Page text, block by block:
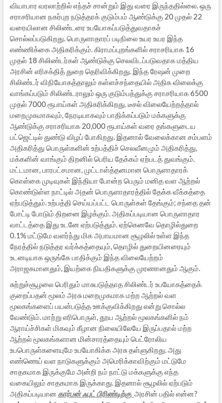
வியாபார வரலாற்றில் எந்தச் சான்றும் இது வரை இருந்ததில்லை. ஒரு
சராசரியான நகர்புற நடுத்தரக் குடும்பம் ஆண்டுக்கு 20 முதல் 22
வரையிலான சிலிண்டரை உபயோகப்படுத்துவதாகச்
சொல்லப்படுகிறது. பொருளாதாரப் படிநிலை உயர உயர இந்த
எண்ணிக்கை அதிகரிக்கும். கிராமப்புறங்களில் சராசரியாக 16
முதல் 18 சிலிண்டர்கள் ஆண்டுக்கு செலவிடப்படுவதாக மத்திய
அரசின் எரிசக்தித் துறை தெரிவிக்கிறது. இந்த ரேஷன் முறை
சிலிண்டர் விநியோகத்தாலும் கள்ளச்சந்தையில் அதிக விலைக்கு
வாங்கப்படும் சிலிண்டராலும் ஒரு குடும்பத்துக்கு சராசரியாக 6500
முதல் 7000 ரூபாய்கள் அதிகரிக்கிறது. டீசல் விலையேற்றத்தால்
மறைமுகமாகவும், நேரடியாகவும் பாதிக்கப்படும் மக்களுக்கு
ஆண்டுக்கு சராசரியாக 20,000 ரூபாய்கள் வரை தங்களுடைய
பட்ஜெட்டில் துண்டு விழப் போகிறது. இதனால் வேலைக்கான சம்பளம்
அதிகரித்து பொருள்களின் உற்பத்திச் செலவீனமும் அதிகரித்து,
மக்களின் வாங்கும் திறனில் பெரிய தேக்கம் ஏற்படத் துவங்கும்.
மட்டமான, பாரபட்சமான, முட்டாள்த்தனமான பொருளாதாரக்
கொள்கை முடிவுகள் இந்தியா போன்ற பெரும் மனித வள ஆற்றல்
கொண்டுள்ள நாட்டில் அதன் பொருளாதாரத்தில் தேக்க வீக்கத்தை
ஏற்படுத்தும். உற்பத்தி செய்யப்பட்ட பொருள்கள் தேங்கும்; சந்தை தன்
போட்டி போடும் திறனை இழக்கும். அதிகப்படியான பொருளாதார
வாட்டத்தை இது உடனே ஏற்படுத்தும். ஏற்கெனவே தொழில்துறை
0.1% மட்டுமே வளர்ந்து மிக அபாயமான சூழலில் உள்ள இந்த
நேரத்தில் நடுத்தர வர்க்கத்தையும், தொழில் துறையினரையும்
உடனடியாக ஒருங்கே பாதிக்கும் இந்த விலையேற்றம்
அராஜகமானதும், இயற்கை நியதிகளுக்கு முரணானதும் ஆகும்.
சுற்றுச்சூழலை பெரிதும் மாசுபடுத்தாத சிலிண்டர் உபயோகத்தைக்
குறைப்பதன் மூலம் அரசு மறைமுகமாக மற்ற ஆற்றல் வள
மூலகங்களைப் பயன்படுத்த ஊக்குவிக்கிறது என்று சொல்ல
வேண்டும். மாற்று எரிபொருள், தூய ஆற்றல் மூலகங்களில் நம்
ஆராய்ச்சிகள் மிகவும் கீழான நிலையிலேயே இருப்பதால் மற்ற
ஆற்றல் மூலகங்களான மின்சாரத்தையும் பெட்ரோலிய
உபபொருள்களையுமே உபயோகிக்க அரசு தள்ளுகிறது. அது
எண்ணெய் வள நாடுகளுக்கும் அமெரிக்காவிற்கும் மட்டுமே
சாதகமாக இருக்குமே அன்றி நம் நாட்டு மக்களுக்கு எந்த
வகையிலும் சாதகமாக இருக்காது. இதனால் சூழலில் ஏற்படும்
அதிகப்படியான கார்பன் ஃபுட் பிரிண்டிற்கு அரசின் பதில் என்ன?